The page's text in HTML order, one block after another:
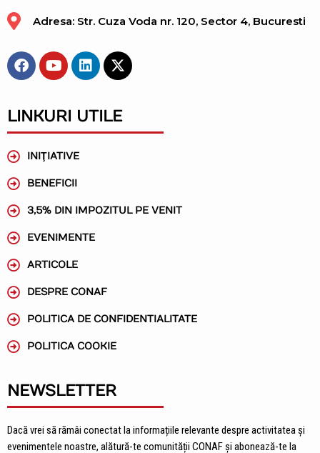
Adresa: Str. Cuza Voda nr. 120, Sector 4, Bucuresti
LINKURI UTILE
INIŢIATIVE
BENEFICII
3,5% DIN IMPOZITUL PE VENIT
EVENIMENTE
ARTICOLE
DESPRE CONAF
POLITICA DE CONFIDENTIALITATE
POLITICA COOKIE
NEWSLETTER
Dacă vrei să rămâi conectat la informațiile relevante despre activitatea și
evenimentele noastre, alătură-te comunității CONAF și abonează-te la